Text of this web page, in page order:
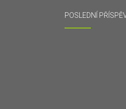
POSLEDNÍ